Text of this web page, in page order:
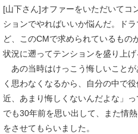
[山下さん]オファーをいただいてコ
ションでやればいいか悩んだ。ド
ど、このCMで求められているもの
状況に遡ってテンションを盛り上げ
あの当時はけっこう悔しいこと
く思わなくなるから、自分の中で
近、あまり悔しくないんだよな」
でも30年前を思い出して、また情
をさせてもらいました。